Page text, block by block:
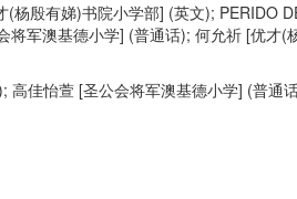
殷有娣)书院小学部] (英文); PERIDO
军澳基德小学] (普通话); 何允祈 [优才(
佳怡萱 [圣公会将军澳基德小学] (普通